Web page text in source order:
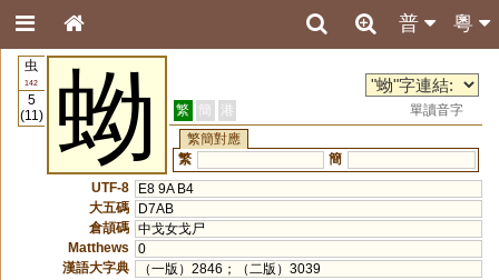
粵
普
虫
142
5
(11)
蚴 繁 簡 港
單讀音字
繁簡對應
繁
簡
UTF-8
E8 9A B4
大五碼
D7AB
倉頡碼 中戈女戈尸
Matthews
0
漢語大字典
（一版）2846；（二版）3039